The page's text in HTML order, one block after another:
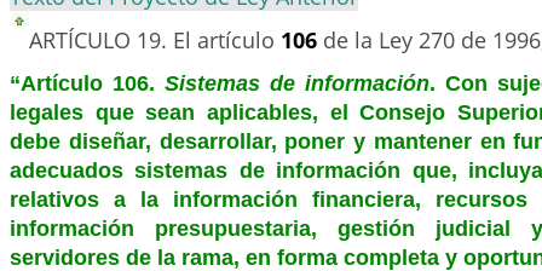
ARTÍCULO 19. El artículo 106 de la Ley 270 de
“Artículo 106. Sistemas de información. Con
legales que sean aplicables, el Consejo
debe diseñar, desarrollar, poner y mantener en
adecuados sistemas de información que,
relativos a la información financiera, recursos
información presupuestaria, gestión
servidores de la rama, en forma completa y